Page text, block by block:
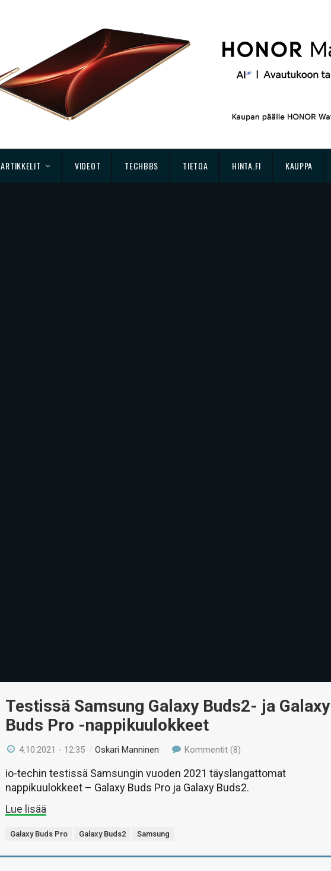
ARTIKKELIT VIDEOT TECHBBS TIETOA HINTA.FI KAUPPA
Testissä Samsung Galaxy Buds2- ja Galaxy
Buds Pro -nappikuulokkeet
4.10.2021 - 12:35 /Oskari Manninen Kommentit (8)
io-techin testissä Samsungin vuoden 2021 täyslangattomat
nappikuulokkeet – Galaxy Buds Pro ja Galaxy Buds2.
Lue lisää
Galaxy Buds Pro Galaxy Buds2 Samsung